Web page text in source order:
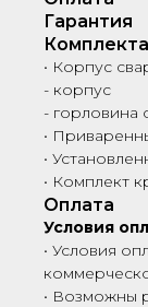
Гарантия
• Корпус
- корпус
- горловина
•
•
• Комплект
Оплата
Условия
• Условия
• Возможны